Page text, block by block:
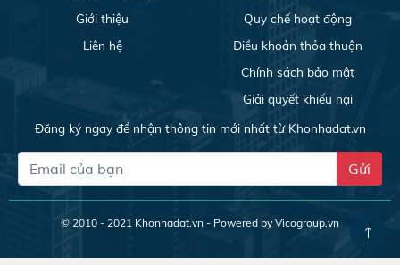
Giới thiệu
Liên hệ
Quy chế hoạt động
Điều khoản thỏa thuận
Chính sách bảo mật
Giải quyết khiếu nại
Đăng ký ngay để nhận thông tin mới nhất từ Khonhadat.vn
Gửi
© 2010 - 2021 Khonhadat.vn - Powered by Vicogroup.vn